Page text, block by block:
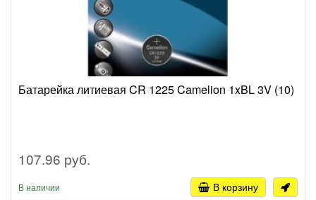
Батарейка литиевая CR 1225 Camelion 1xBL 3V (10)
107.96 руб.
В наличии В корзину